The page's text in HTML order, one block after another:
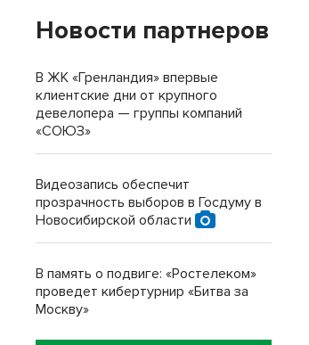
Новости партнеров
В ЖК «Гренландия» впервые
клиентские дни от крупного
девелопера — группы компаний
«СОЮЗ»
Видеозапись обеспечит
прозрачность выборов в Госдуму в
Новосибирской области
В память о подвиге: «Ростелеком»
проведет кибертурнир «Битва за
Москву»